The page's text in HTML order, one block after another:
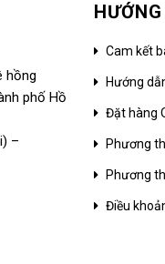
hồng
phố Hồ
–
Cam kết
Hướng
Đặt hàng
Phương
Phương
Điều